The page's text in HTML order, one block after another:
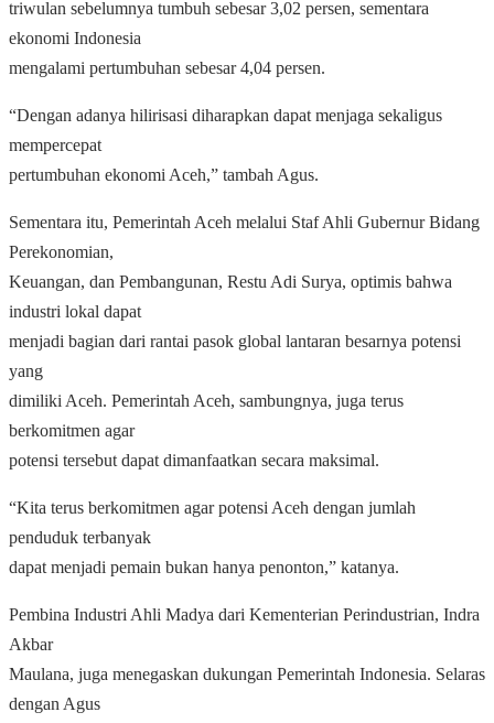
triwulan sebelumnya tumbuh sebesar 3,02 persen, sementara
ekonomi Indonesia
mengalami pertumbuhan sebesar 4,04 persen.
“Dengan adanya hilirisasi diharapkan dapat menjaga sekaligus
mempercepat
pertumbuhan ekonomi Aceh,” tambah Agus.
Sementara itu, Pemerintah Aceh melalui Staf Ahli Gubernur Bidang
Perekonomian,
Keuangan, dan Pembangunan, Restu Adi Surya, optimis bahwa
industri lokal dapat
menjadi bagian dari rantai pasok global lantaran besarnya potensi
yang
dimiliki Aceh. Pemerintah Aceh, sambungnya, juga terus
berkomitmen agar
potensi tersebut dapat dimanfaatkan secara maksimal.
“Kita terus berkomitmen agar potensi Aceh dengan jumlah
penduduk terbanyak
dapat menjadi pemain bukan hanya penonton,” katanya.
Pembina Industri Ahli Madya dari Kementerian Perindustrian, Indra
Akbar
Maulana, juga menegaskan dukungan Pemerintah Indonesia. Selaras
dengan Agus